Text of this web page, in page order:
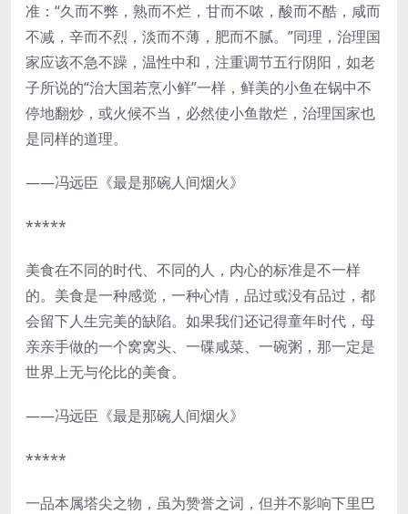
准：“久而不弊，熟而不烂，甘而不哝，酸而不酷，咸而
不减，辛而不烈，淡而不薄，肥而不腻。”同理，治理国
家应该不急不躁，温性中和，注重调节五行阴阳，如老
子所说的“治大国若烹小鲜”一样，鲜美的小鱼在锅中不
停地翻炒，或火候不当，必然使小鱼散烂，治理国家也
是同样的道理。
——冯远臣《最是那碗人间烟火》
*****
美食在不同的时代、不同的人，内心的标准是不一样
的。美食是一种感觉，一种心情，品过或没有品过，都
会留下人生完美的缺陷。如果我们还记得童年时代，母
亲亲手做的一个窝窝头、一碟咸菜、一碗粥，那一定是
世界上无与伦比的美食。
——冯远臣《最是那碗人间烟火》
*****
一品本属塔尖之物，虽为赞誉之词，但并不影响下里巴